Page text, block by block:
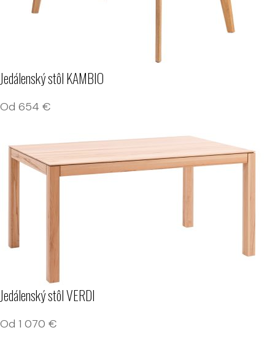
Jedálenský stôl KAMBIO
Od 654 €
Jedálenský stôl VERDI
Od 1 070 €